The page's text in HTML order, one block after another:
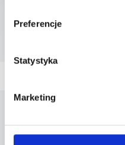
Preferencje
Statystyka
Marketing
dostępna
Penta Hospitals